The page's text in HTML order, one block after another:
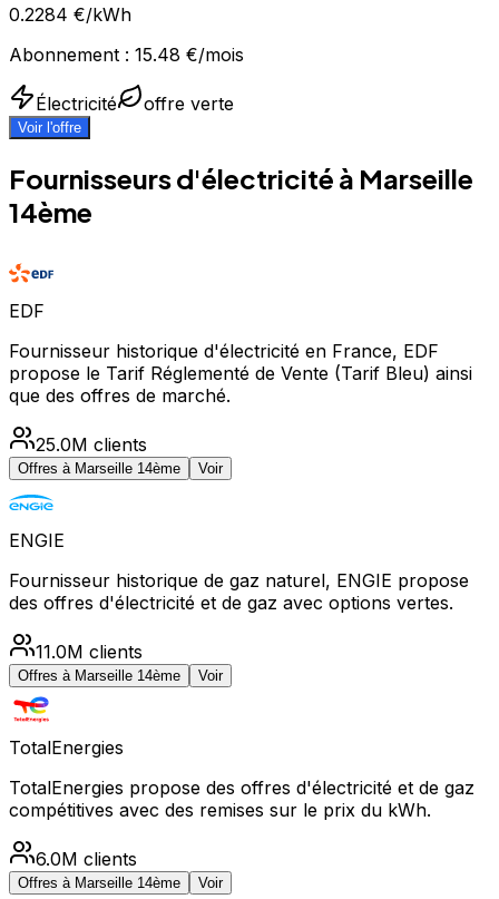
0.2284 €/kWh
Abonnement : 15.48 €/mois
Électricité offre verte
Voir l'offre
Fournisseurs d'électricité à Marseille
14ème
EDF
Fournisseur historique d'électricité en France, EDF
propose le Tarif Réglementé de Vente (Tarif Bleu) ainsi
que des offres de marché.
25.0M clients
Offres à Marseille 14ème Voir
ENGIE
Fournisseur historique de gaz naturel, ENGIE propose
des offres d'électricité et de gaz avec options vertes.
11.0M clients
Offres à Marseille 14ème Voir
TotalEnergies
TotalEnergies propose des offres d'électricité et de gaz
compétitives avec des remises sur le prix du kWh.
6.0M clients
Offres à Marseille 14ème Voir